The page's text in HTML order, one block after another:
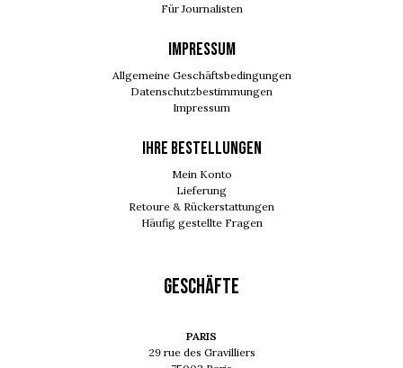
Für Journalisten
IMPRESSUM
Allgemeine Geschäftsbedingungen
Datenschutzbestimmungen
Impressum
Ihre Bestellungen
Mein Konto
Lieferung
Retoure & Rückerstattungen
Häufig gestellte Fragen
GESCHÄFTE
PARIS
29 rue des Gravilliers